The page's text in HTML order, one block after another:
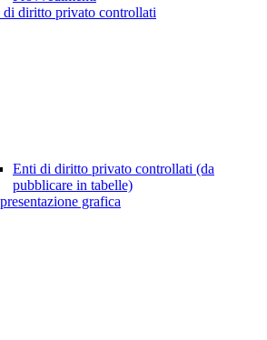
di diritto privato controllati
Enti di diritto privato controllati (da
pubblicare in tabelle)
grafica